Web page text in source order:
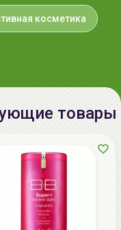
косметика
товары